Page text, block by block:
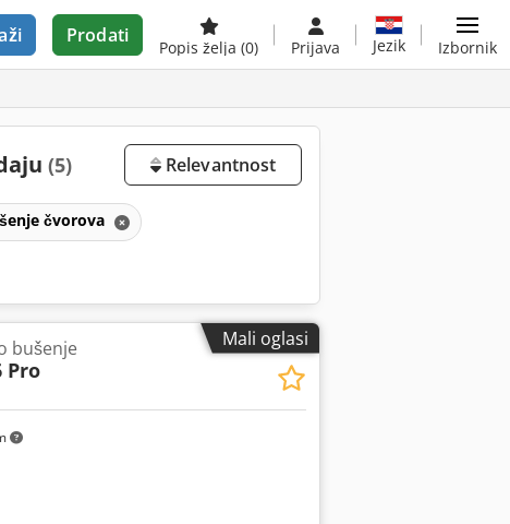
Prodati
Popis želja (0) Prijava Jezik Izbornik
(5) Relevantnost
čvorova
Mali oglasi
bušenje
Pro